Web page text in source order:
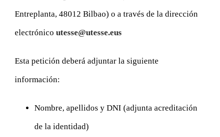
Entreplanta, 48012 Bilbao) o a través de la dirección
electrónico utesse@utesse.eus
Esta petición deberá adjuntar la siguiente
información:
Nombre, apellidos y DNI (adjunta acreditación
de la identidad)